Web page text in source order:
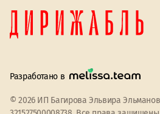
Разработано в
© 2026 ИП Багирова Эльвира